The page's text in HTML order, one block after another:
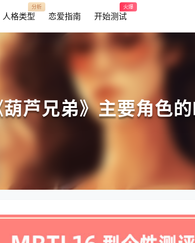
人格类型
分析
恋爱指南 开始测试
火爆
芦兄弟》主要角色